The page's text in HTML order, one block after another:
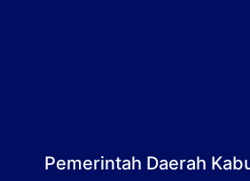
Pemerintah Daerah